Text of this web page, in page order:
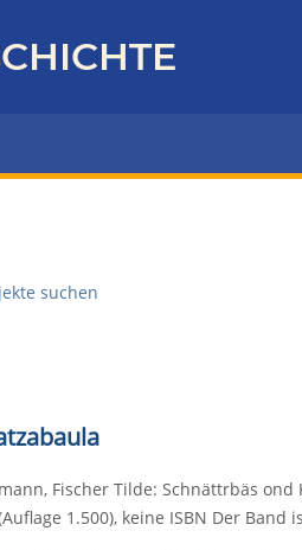
suchen
Fischer Tilde: Schnättrbäs
(Auflage 1.500), keine ISBN Der